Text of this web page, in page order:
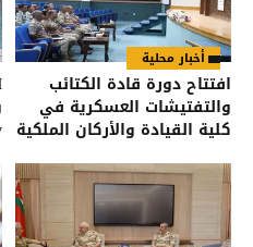
أخبار محلية
افتتاح دورة قادة الكتائب
والتفتيشات العسكرية في
كلية القيادة والأركان الملكية